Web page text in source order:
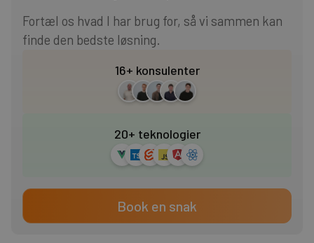
Heading 4
Heading 5
Fortæl os hvad I har brug for, så vi sammen kan
finde den bedste løsning.
16+ konsulenter
20+ teknologier
Book en snak